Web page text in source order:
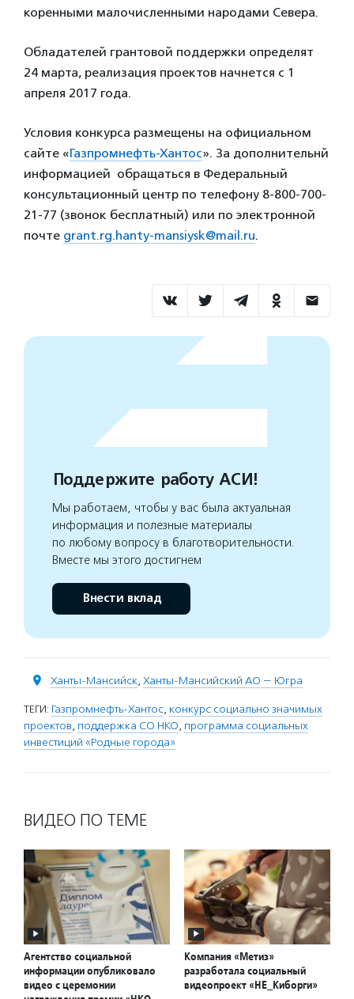
коренными малочисленными народами Севера.
Обладателей грантовой поддержки определят
24 марта, реализация проектов начнется с 1
апреля 2017 года.
Условия конкурса размещены на официальном
сайте «Газпромнефть-Хантос». За дополнительнй
информацией обращаться в Федеральный
консультационный центр по телефону 8-800-700-
21-77 (звонок бесплатный) или по электронной
почте grant.rg.hanty-mansiysk@mail.ru.
Поддержите работу АСИ!
Мы работаем, чтобы у вас была актуальная
информация и полезные материалы
по любому вопросу в благотворительности.
Вместе мы этого достигнем
Внести вклад
Ханты-Мансийск, Ханты-Мансийский АО — Югра
ТЕГИ: Газпромнефть-Хантос, конкурс социально значимых
проектов, поддержка СО НКО, программа социальных
инвестиций «Родные города»
ВИДЕО ПО ТЕМЕ
Агентство социальной
информации опубликовало
видео с церемонии
Компания «Метиз»
разработала социальный
видеопроект «НЕ_Киборги»